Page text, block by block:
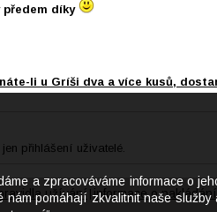
předem díky
li u Gríši dva a více kusů,
přihlášení uživatelé.
užívání | informace o
a zpracováváme informace o
pomáhají zkvalitnit naše